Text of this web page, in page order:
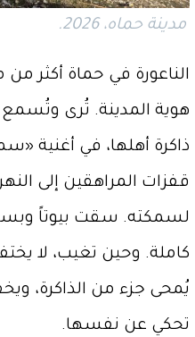
مدينة حماه، 2026.
الناعورة في حماة أكثر من
هوية المدينة. تُرى
ذاكرة أهلها، في أغنية
قفزات المراهقين إلى
لسمكته. سقت بيوتاً
كاملة. وحين تغيب، لا
يُمحى جزء من الذاكرة،
تحكي عن نفسها.